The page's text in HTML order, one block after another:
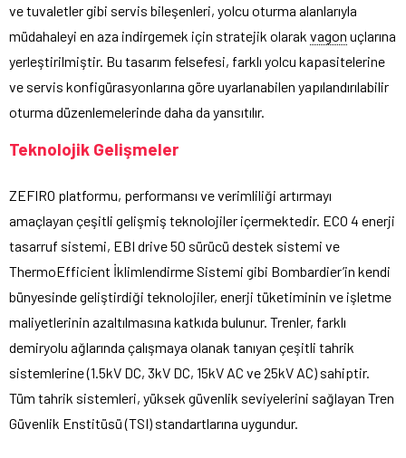
ve tuvaletler gibi servis bileşenleri, yolcu oturma alanlarıyla
müdahaleyi en aza indirgemek için stratejik olarak vagon uçlarına
yerleştirilmiştir. Bu tasarım felsefesi, farklı yolcu kapasitelerine
ve servis konfigürasyonlarına göre uyarlanabilen yapılandırılabilir
oturma düzenlemelerinde daha da yansıtılır.
Teknolojik Gelişmeler
ZEFIRO platformu, performansı ve verimliliği artırmayı
amaçlayan çeşitli gelişmiş teknolojiler içermektedir. ECO 4 enerji
tasarruf sistemi, EBI drive 50 sürücü destek sistemi ve
ThermoEfficient İklimlendirme Sistemi gibi Bombardier’in kendi
bünyesinde geliştirdiği teknolojiler, enerji tüketiminin ve işletme
maliyetlerinin azaltılmasına katkıda bulunur. Trenler, farklı
demiryolu ağlarında çalışmaya olanak tanıyan çeşitli tahrik
sistemlerine (1.5kV DC, 3kV DC, 15kV AC ve 25kV AC) sahiptir.
Tüm tahrik sistemleri, yüksek güvenlik seviyelerini sağlayan Tren
Güvenlik Enstitüsü (TSI) standartlarına uygundur.